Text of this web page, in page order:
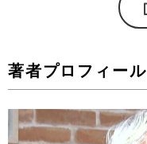
著者プロフィール